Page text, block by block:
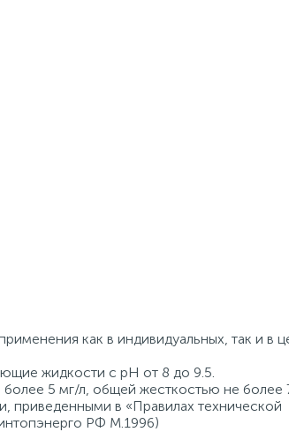
как в индивидуальных, так и в
жидкости с pH от 8 до 9.5.
5 мг/л, общей жесткостью не более
приведенными в «Правилах технической
РФ М.1996)